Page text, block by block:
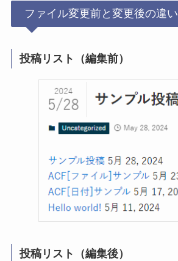
ファイル変更前と変更後の違い
投稿リスト（編集前）
投稿リスト（編集後）